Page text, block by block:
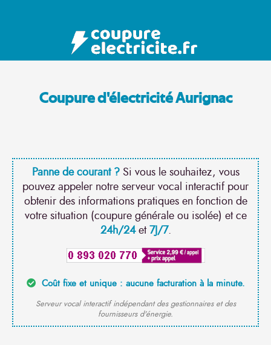
Coupure d'électricité Aurignac
Panne de courant ?Si vous le souhaitez, vous
pouvez appeler notre serveur vocal interactif pour
obtenir des informations pratiques en fonction de
votre situation (coupure générale ou isolée) et ce
24h/24et7J/7.
Coût fixe et unique : aucune facturation à la minute.
Serveur vocal interactif indépendant des gestionnaires et des
fournisseurs d'énergie.